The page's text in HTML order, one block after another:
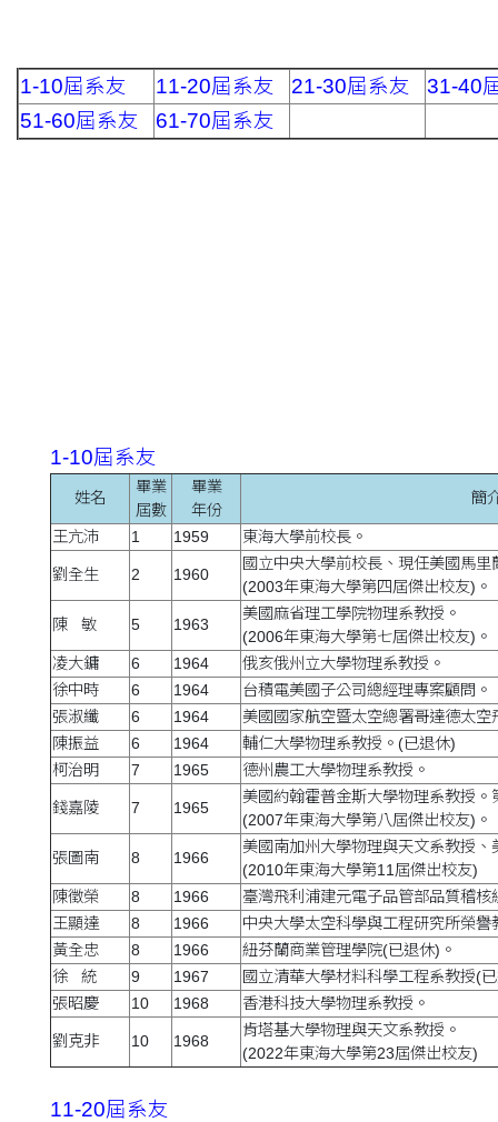
1-10屆系友 11-20屆系友 21-30屆系友
31-40
51-60屆系友
61-70屆系友
1-10屆系友
姓名
畢業
屆數
畢業
年份
簡
王亢沛 1 1959 東海大學前校長。
劉全生 2 1960
國立中央大學前校長、現任美國馬里
(2003年東海大學第四屆傑出校友)。
陳 敏 5 1963
美國麻省理工學院物理系教授。
(2006年東海大學第七屆傑出校友)。
凌大鏞
6 1964
俄亥俄州立大學物理系教授。
徐中時
6 1964
台積電美國子公司總經理專案顧問。
張淑纖
6 1964
美國國家航空暨太空總署哥達德太空
陳振益
6 1964
輔仁大學物理系教授。(已退休)
柯治明
7 1965 德州農工大學物理系教授。
錢嘉陵 7 1965
美國約翰霍普金斯大學物理系教授。
(2007年東海大學第八屆傑出校友)。
張圖南 8 1966
美國南加州大學物理與天文系教授
(2010年東海大學第11屆傑出校友)
陳徵榮
8 1966
臺灣飛利浦建元電子品管部品質稽核
王顯達
8 1966
中央大學太空科學與工程研究所榮譽
黃全忠
8 1966
紐芬蘭商業管理學院(已退休)。
徐 統
9 1967
國立清華大學材料科學工程系教授(
張昭慶
10 1968 香港科技大學物理系教授。
劉克非 10 1968
肯塔基大學物理與天文系教授。
(2022年東海大學第23屆傑出校友)
11-20屆系友